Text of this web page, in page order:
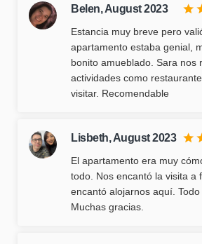
Belen,August 2023
Estancia muy breve pero
apartamento estaba genial,
bonito amueblado. Sara nos
actividades como
visitar. Recomendable
Lisbeth,August 2023
El apartamento era muy
todo. Nos encantó la visita a
encantó alojarnos aquí. Todo
Muchas gracias.